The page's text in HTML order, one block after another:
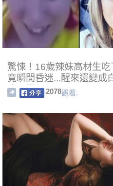
驚悚！16歲辣妹高材生吃
竟瞬間昏迷...醒來還變成
癡呆樣！2078觀看.